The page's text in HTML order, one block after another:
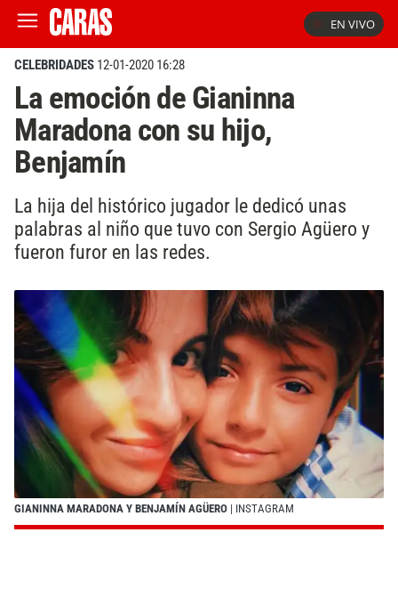
EN VIVO
CELEBRIDADES 12-01-2020 16:28
La emoción de Gianinna
Maradona con su hijo,
Benjamín
La hija del histórico jugador le dedicó unas
palabras al niño que tuvo con Sergio Agüero y
fueron furor en las redes.
GIANINNA MARADONA Y BENJAMÍN AGÜERO | INSTAGRAM